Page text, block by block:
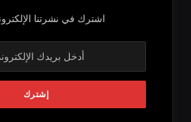
اشترك في نشرتنا